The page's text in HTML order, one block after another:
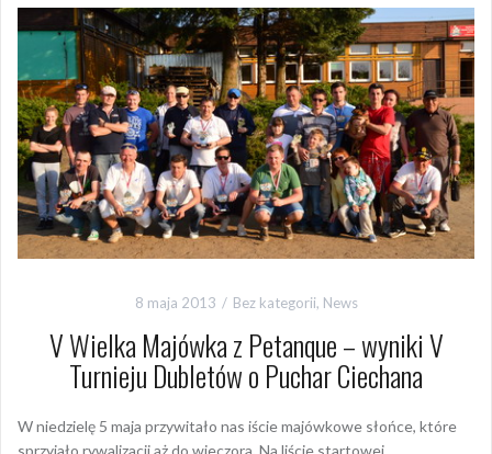
8 maja 2013 Bez kategorii, News
V Wielka Majówka z Petanque – wyniki V
Turnieju Dubletów o Puchar Ciechana
W niedzielę 5 maja przywitało nas iście majówkowe słońce, które
sprzyjało rywalizacji aż do wieczora. Na liście startowej